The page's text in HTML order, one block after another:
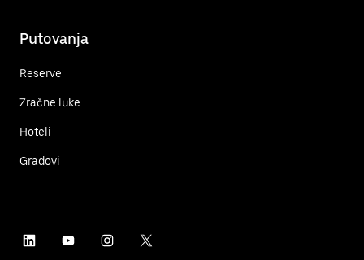
Putovanja
Reserve
Zračne luke
Hoteli
Gradovi